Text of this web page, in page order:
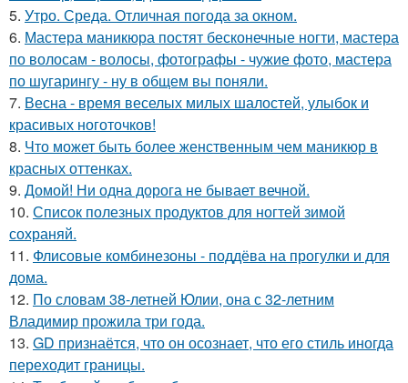
5. Утро. Среда. Отличная погода за окном.
6. Мастера маникюра постят бесконечные ногти, мастера
по волосам - волосы, фотографы - чужие фото, мастера
по шугарингу - ну в общем вы поняли.
7. Весна - время веселых милых шалостей, улыбок и
красивых ноготочков!
8. Что может быть более женственным чем маникюр в
красных оттенках.
9. Домой! Ни одна дорога не бывает вечной.
10. Список полезных продуктов для ногтей зимой
сохраняй.
11. Флисовые комбинезоны - поддёва на прогулки и для
дома.
12. По словам 38-летней Юлии, она с 32-летним
Владимир прожила три года.
13. GD признаётся, что он осознает, что его стиль иногда
переходит границы.